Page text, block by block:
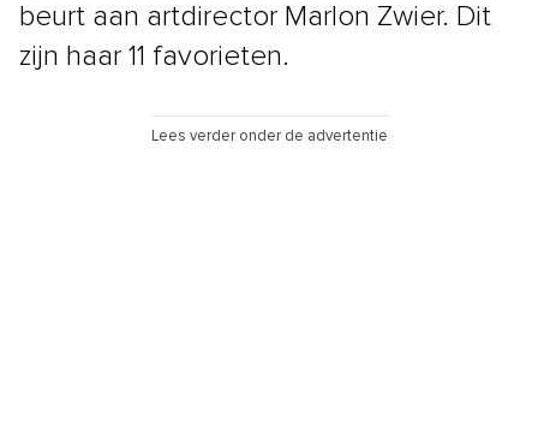
beurt aan artdirector Marlon Zwier. Dit
zijn haar 11 favorieten.
Lees verder onder de advertentie